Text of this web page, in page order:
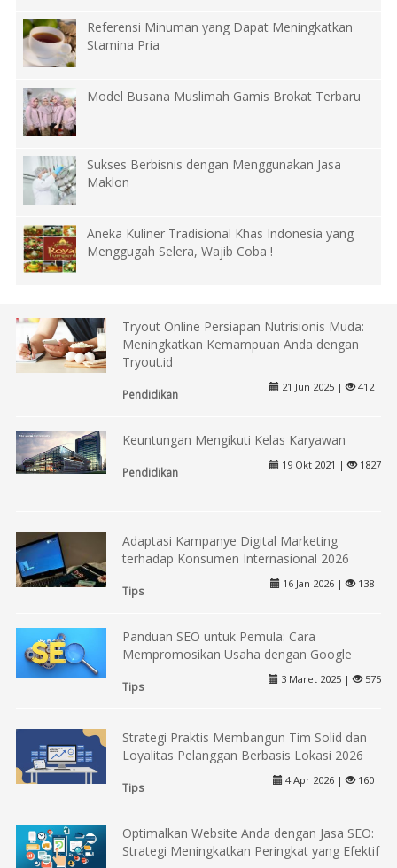
Referensi Minuman yang Dapat Meningkatkan
Stamina Pria
Model Busana Muslimah Gamis Brokat Terbaru
Sukses Berbisnis dengan Menggunakan Jasa
Maklon
Aneka Kuliner Tradisional Khas Indonesia yang
Menggugah Selera, Wajib Coba !
Tryout Online Persiapan Nutrisionis Muda:
Meningkatkan Kemampuan Anda dengan
Tryout.id
Pendidikan
21 Jun 2025 | 412
Keuntungan Mengikuti Kelas Karyawan
Pendidikan
19 Okt 2021 | 1827
Adaptasi Kampanye Digital Marketing
terhadap Konsumen Internasional 2026
Tips
16 Jan 2026 | 138
Panduan SEO untuk Pemula: Cara
Mempromosikan Usaha dengan Google
Tips
3 Maret 2025 | 575
Strategi Praktis Membangun Tim Solid dan
Loyalitas Pelanggan Berbasis Lokasi 2026
Tips
4 Apr 2026 | 160
Optimalkan Website Anda dengan Jasa SEO:
Strategi Meningkatkan Peringkat yang Efektif